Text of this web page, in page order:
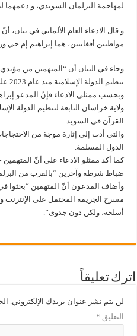
لمهاجمة البرلمان السويدي، و دعمهما
و قال الادعاء العام الألماني في بيان،
مواطنين أفغانيين، هما إبراهيم إم جي
وجاء في البيان أن “المتهمين من مؤيدي
تنظيم الدولة الإسلامية منذ عام 2023 على الأقل”.
وبحسب ممثلي الادعاء فإنّ المدعو
ولاية خراسان التابعة لتنظيم الدولة
القرآن في السويد .
والتي أدت إلى إثارة موجة من
الدول المسلمة.
كما أكد ممثلو الادعاء على أنّ
ضباط شرطة وآخرين “بالقرب من
وأضاف المدعون أنّ المتهمين “بحثوا
مسرح الجريمة المحتمل على
أسلحة، ولكن دون جدوى”.
اترك تعليقاً
لن يتم نشر عنوان بريدك الإلكتروني.
التعليق *